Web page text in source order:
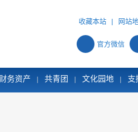
收藏本站 | 网站
官方微信
财务资产 | 共青团 | 文化园地 | 支